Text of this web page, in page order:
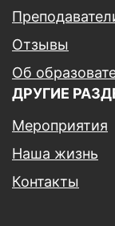
Отзывы
Об
ДРУГИЕ
Мероприятия
Наша жизнь
Контакты